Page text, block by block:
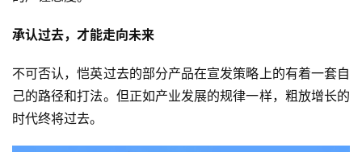
承认过去， 才能走向未来
不可否认，恺英过去的部分产品在宣发策略上的有着一套自
己的路径和打法。但正如产业发展的规律一样，粗放增长的
时代终将过去。